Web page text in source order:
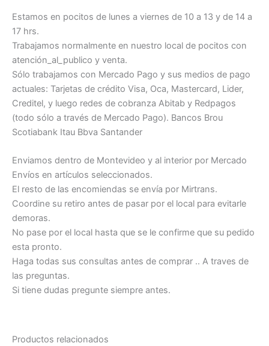
Estamos en pocitos de lunes a viernes de 10 a 13 y de 14 a
17 hrs.
Trabajamos normalmente en nuestro local de pocitos con
atención_al_publico y venta.
Sólo trabajamos con Mercado Pago y sus medios de pago
actuales: Tarjetas de crédito Visa, Oca, Mastercard, Lider,
Creditel, y luego redes de cobranza Abitab y Redpagos
(todo sólo a través de Mercado Pago). Bancos Brou
Scotiabank Itau Bbva Santander
Enviamos dentro de Montevideo y al interior por Mercado
Envíos en artículos seleccionados.
El resto de las encomiendas se envía por Mirtrans.
Coordine su retiro antes de pasar por el local para evitarle
demoras.
No pase por el local hasta que se le confirme que su pedido
esta pronto.
Haga todas sus consultas antes de comprar .. A traves de
las preguntas.
Si tiene dudas pregunte siempre antes.
Productos relacionados